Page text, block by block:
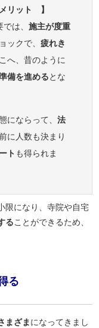
リット 】
では、施主が度重
ックで、疲れき
へ、昔のように
備を進めるとな
にならって、法
に人数も決まり
ト も得られま
限になり、寺院や自宅
ることができるため、
る
まざまになってきまし